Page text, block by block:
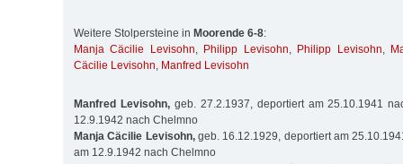
Weitere Stolpersteine in Moorende 6-8:
Manja Cäcilie Levisohn, Philipp Levisohn, Philipp Levisohn,
Cäcilie Levisohn, Manfred Levisohn
Manfred Levisohn,geb. 27.2.1937, deportiert am 25.10.1941
12.9.1942 nach Chelmno
Manja Cäcilie Levisohn,geb. 16.12.1929, deportiert am
am 12.9.1942 nach Chelmno